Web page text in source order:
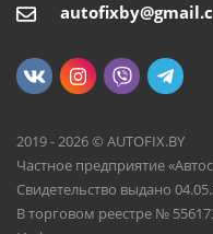
2019 - 2026 © AUTOFIX.BY
Частное предприятие
Свидетельство выдано
В торговом реестре №